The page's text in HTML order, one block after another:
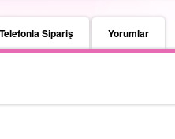
Telefonla Sipariş Yorumlar